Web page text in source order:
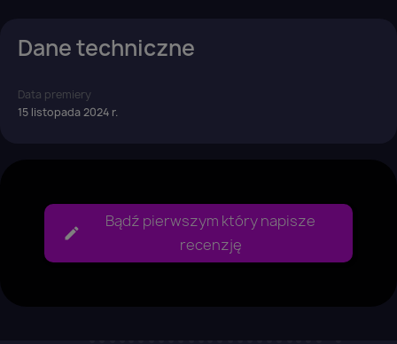
Dane techniczne
Data premiery
15 listopada 2024 r.
Bądź pierwszym który napisze
recenzję